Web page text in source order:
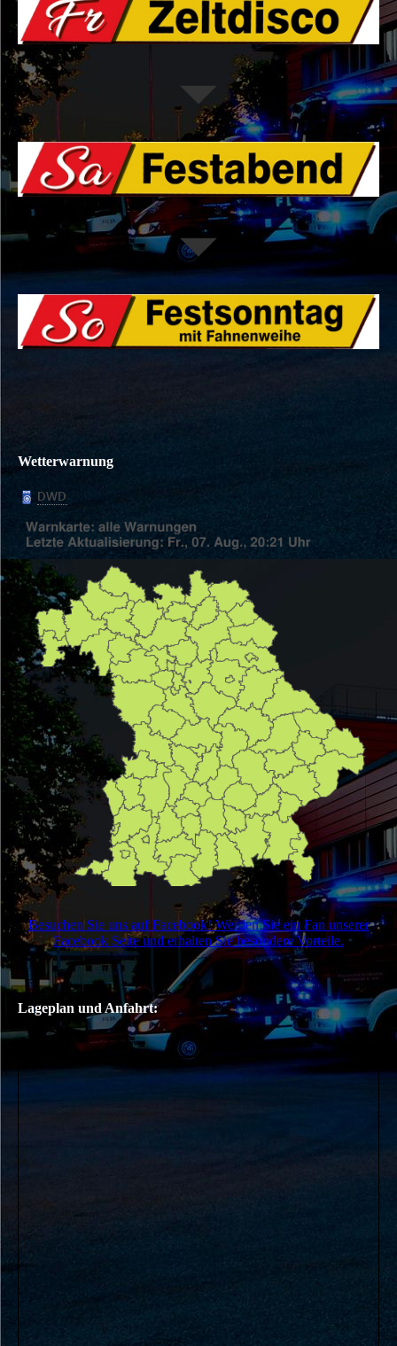
Wetterwarnung
Besuchen Sie uns auf Facebook! Werden Sie ein Fan unserer
Facebook Seite und erhalten Sie besondere Vorteile.
Lageplan und Anfahrt: